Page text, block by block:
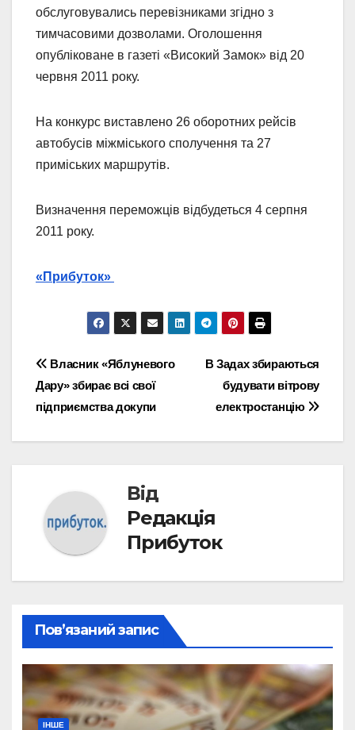
обслуговувались перевізниками згідно з
тимчасовими дозволами. Оголошення
опубліковане в газеті «Високий Замок» від 20
червня 2011 року.
На конкурс виставлено 26 оборотних рейсів
автобусів міжміського сполучення та 27
приміських маршрутів.
Визначення переможців відбудеться 4 серпня
2011 року.
«Прибуток»
Навігація
записів
В Задах збираються
будувати вітрову
електростанцію
Власник «Яблуневого
Дару» збирає всі свої
підприємства докупи
Від
Редакція
Прибуток
Пов’язаний запис
ІНШЕ